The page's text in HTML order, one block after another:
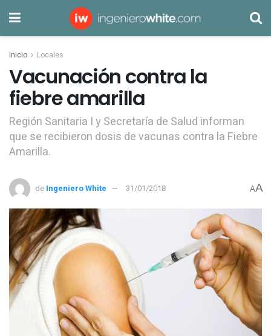
Inicio Locales
Vacunación contra la
fiebre amarilla
Región Sanitaria I y Secretaría de Salud informan
que se recibieron dosis de vacunas contra la Fiebre
Amarilla.
de Ingeniero White 31/01/2018 AA